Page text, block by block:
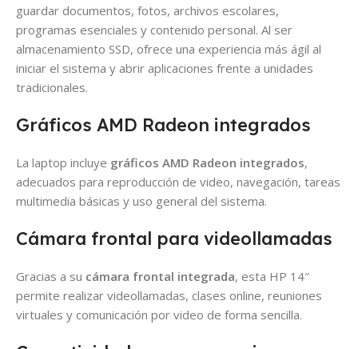
guardar documentos, fotos, archivos escolares,
programas esenciales y contenido personal. Al ser
almacenamiento SSD, ofrece una experiencia más ágil al
iniciar el sistema y abrir aplicaciones frente a unidades
tradicionales.
Gráficos AMD Radeon integrados
La laptop incluye gráficos AMD Radeon integrados,
adecuados para reproducción de video, navegación, tareas
multimedia básicas y uso general del sistema.
Cámara frontal para videollamadas
Gracias a su cámara frontal integrada, esta HP 14″
permite realizar videollamadas, clases online, reuniones
virtuales y comunicación por video de forma sencilla.